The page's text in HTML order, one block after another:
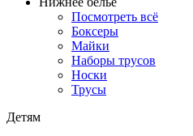
Посмотреть всё
Боксеры
Майки
Наборы трусов
Носки
Трусы
Детям